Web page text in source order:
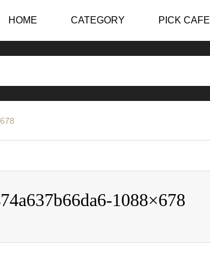
HOME CATEGORY PICK CAFE
1088×678